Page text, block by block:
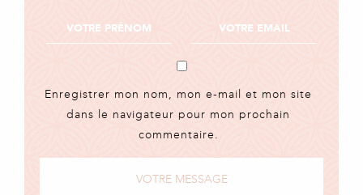
Enregistrer mon nom, mon e-mail et mon site
dans le navigateur pour mon prochain
commentaire.